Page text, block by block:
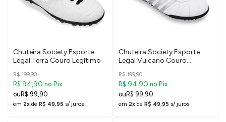
Chuteira Society Esporte
Legal Terra Couro Legítimo
R$ 199,90
R$ 94,90 no Pix
R$ 99,90
em 2x de R$ 49,95 s/ juros
Chuteira Society Esporte
Legal Vulcano Couro
R$ 199,90
R$ 94,90 no Pix
R$ 99,90
em 2x de R$ 49,95 s/ juros